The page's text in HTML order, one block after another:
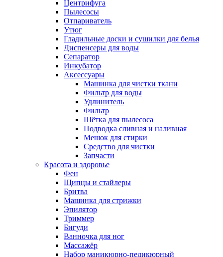
Центрифуга
Пылесосы
Отпариватель
Утюг
Гладильные доски и сушилки для белья
Диспенсеры для воды
Сепаратор
Инкубатор
Аксессуары
Машинка для чистки ткани
Фильтр для воды
Удлинитель
Фильтр
Шётка для пылесоса
Подводка сливная и наливная
Мешок для стирки
Средство для чистки
Запчасти
Красота и здоровье
Фен
Щипцы и стайлеры
Бритва
Машинка для стрижки
Эпилятор
Триммер
Бигуди
Ванночка для ног
Массажёр
Набор маникюрно-педикюрный